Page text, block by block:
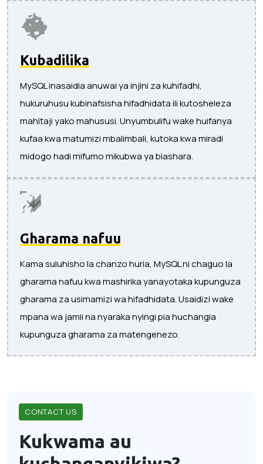
Kubadilika
MySQL inasaidia anuwai ya injini za kuhifadhi,
hukuruhusu kubinafsisha hifadhidata ili kutosheleza
mahitaji yako mahususi. Unyumbulifu wake huifanya
kufaa kwa matumizi mbalimbali, kutoka kwa miradi
midogo hadi mifumo mikubwa ya biashara.
Gharama nafuu
Kama suluhisho la chanzo huria, MySQL ni chaguo la
gharama nafuu kwa mashirika yanayotaka kupunguza
gharama za usimamizi wa hifadhidata. Usaidizi wake
mpana wa jamii na nyaraka nyingi pia huchangia
kupunguza gharama za matengenezo.
CONTACT US
Kukwama au